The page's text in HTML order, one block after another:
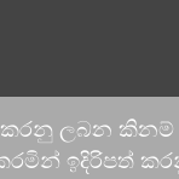
පළකරනු ලබන
ඉදිරිපත්